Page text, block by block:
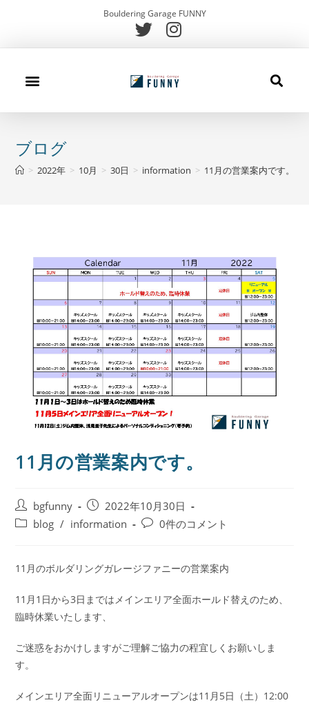
Bouldering Garage FUNNY
ブログ
> 2022年 > 10月 > 30日 > information > 11月の営業案内です。
11月の営業案内です。
bgfunny
2022年10月30日
blog / information 0件のコメント
11月のボルダリングガレージファニーの営業案内
11月1日から3日まではメインエリア全面ホールド替えのため、
臨時休業いたします、
ご迷惑をおかけしますがご理解ご協力の程宜しくお願いしま
す。
メインエリア全面リニューアルオープンは11月5日（土）12:00